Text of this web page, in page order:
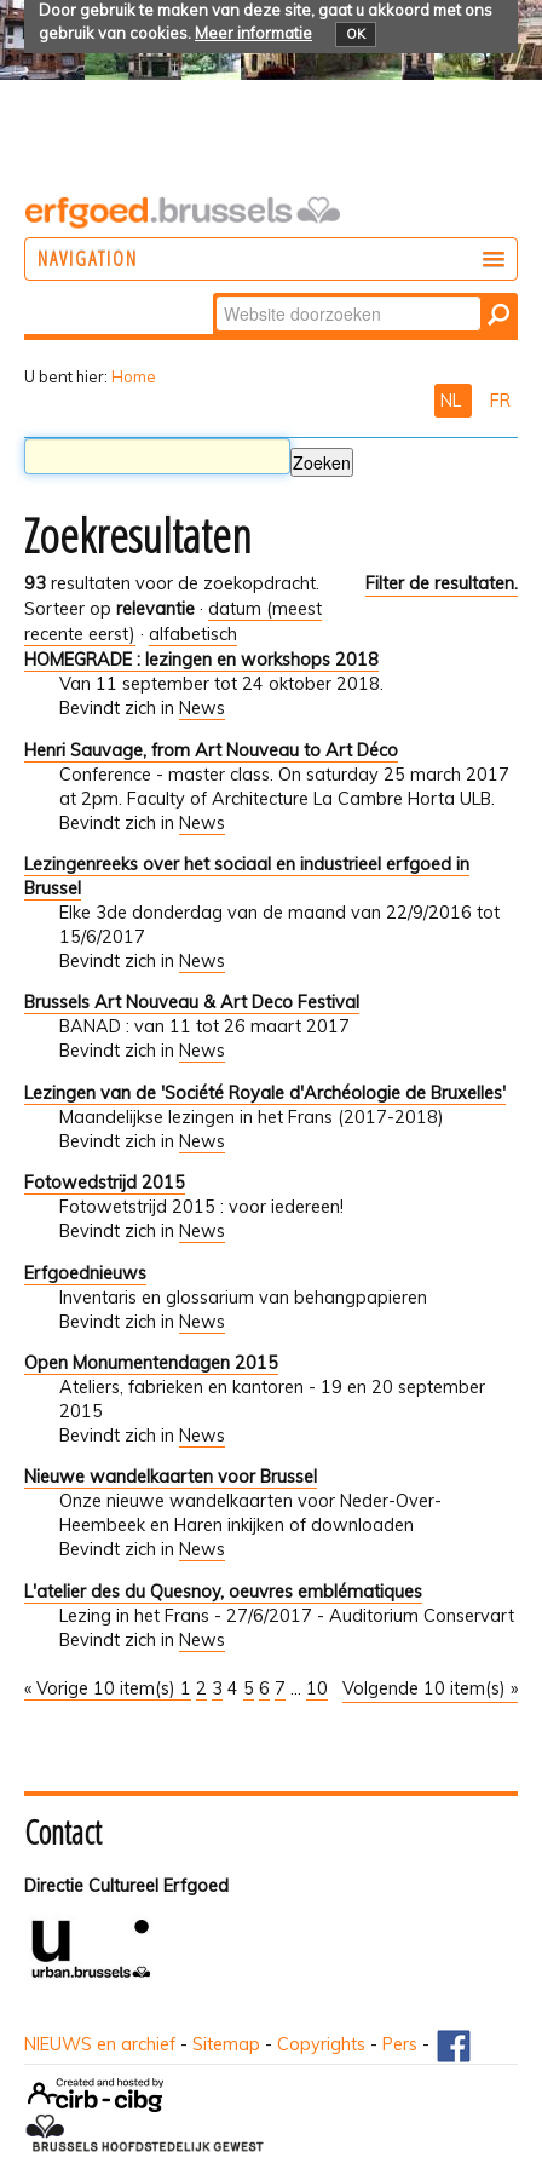
Door gebruik te maken van deze site, gaat u akkoord met ons
gebruik van cookies. Meer informatie OK
NAVIGATION
Zoek
Geavanceerd
U bent hier: Home
NL FR
Zoekresultaten
93 resultaten voor de zoekopdracht.
Filter de resultaten.
Sorteer op relevantie · datum (meest
recente eerst) · alfabetisch
HOMEGRADE : lezingen en workshops 2018
Van 11 september tot 24 oktober 2018.
Bevindt zich in News
Henri Sauvage, from Art Nouveau to Art Déco
Conference - master class. On saturday 25 march 2017
at 2pm. Faculty of Architecture La Cambre Horta ULB.
Bevindt zich in News
Lezingenreeks over het sociaal en industrieel erfgoed in
Brussel
Elke 3de donderdag van de maand van 22/9/2016 tot
15/6/2017
Bevindt zich in News
Brussels Art Nouveau & Art Deco Festival
BANAD : van 11 tot 26 maart 2017
Bevindt zich in News
Lezingen van de 'Société Royale d'Archéologie de Bruxelles'
Maandelijkse lezingen in het Frans (2017-2018)
Bevindt zich in News
Fotowedstrijd 2015
Fotowetstrijd 2015 : voor iedereen!
Bevindt zich in News
Erfgoednieuws
Inventaris en glossarium van behangpapieren
Bevindt zich in News
Open Monumentendagen 2015
Ateliers, fabrieken en kantoren - 19 en 20 september
2015
Bevindt zich in News
Nieuwe wandelkaarten voor Brussel
Onze nieuwe wandelkaarten voor Neder-Over-
Heembeek en Haren inkijken of downloaden
Bevindt zich in News
L'atelier des du Quesnoy, oeuvres emblématiques
Lezing in het Frans - 27/6/2017 - Auditorium Conservart
Bevindt zich in News
« Vorige 10 item(s) Volgende 10 item(s) »
1 2 3 4 5 6 7 ... 10
Contact
Directie Cultureel Erfgoed
NIEUWS en archief - Sitemap - Copyrights - Pers -